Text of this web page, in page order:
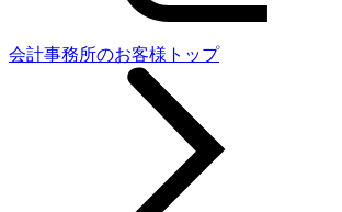
会計事務所のお客様トップ